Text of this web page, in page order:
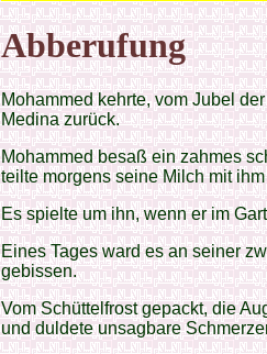
Abberufung
Mohammed kehrte, vom Jubel
Medina zurück.
Mohammed besaß ein zahmes
teilte morgens seine Milch mit
Es spielte um ihn, wenn er im
Eines Tages ward es an seiner
gebissen.
Vom Schüttelfrost gepackt, die
und duldete unsagbare